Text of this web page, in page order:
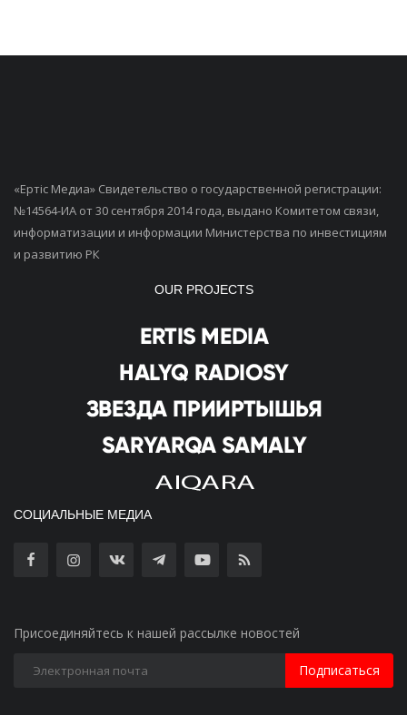
«Ертiс Медиа» Свидетельство о государственной регистрации:
№14564-ИА от 30 сентября 2014 года, выдано Комитетом связи,
информатизации и информации Министерства по инвестициям
и развитию РК
OUR PROJECTS
СОЦИАЛЬНЫЕ МЕДИА
Присоединяйтесь к нашей рассылке новостей
Подписаться